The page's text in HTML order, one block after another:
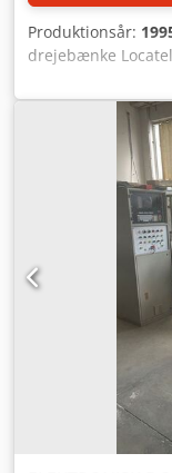
Produktionsår:
drejebænke
oplæggermagasin
mm. Crsdpshy